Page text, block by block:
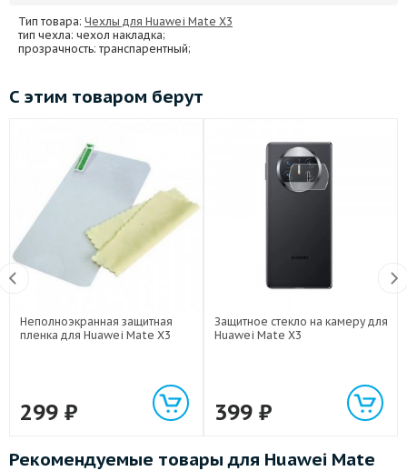
Тип товара: Чехлы для Huawei Mate X3
тип чехла: чехол накладка;
прозрачность: транспарентный;
С этим товаром берут
Неполноэкранная защитная
пленка для Huawei Mate X3
299 ₽
Защитное стекло на камеру для
Huawei Mate X3
399 ₽
Рекомендуемые товары для Huawei Mate